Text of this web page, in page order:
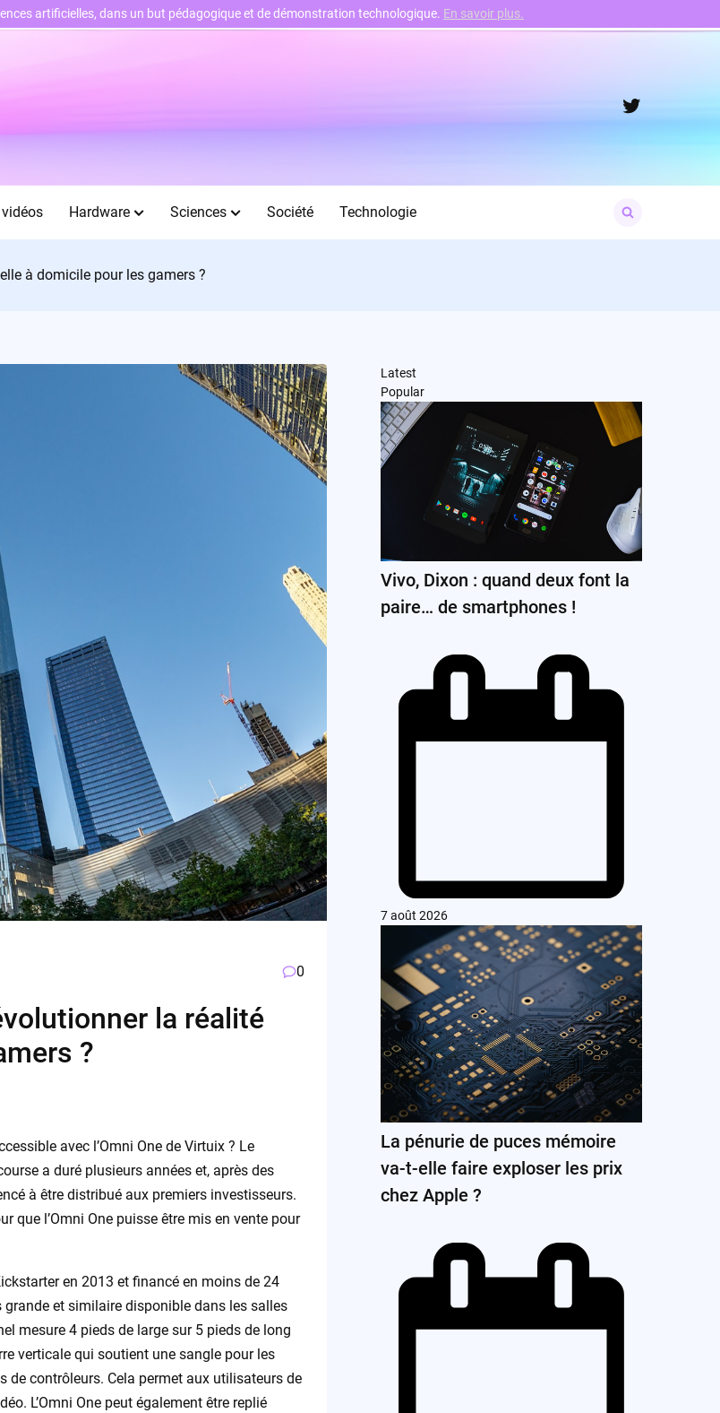
Twitter
Hardware Sciences Société Technologie
for:
à domicile pour les gamers ?
0
la réalité
?
avec l’Omni One de Virtuix ? Le
a duré plusieurs années et, après des
à être distribué aux premiers investisseurs.
que l’Omni One puisse être mis en vente pour
en 2013 et financé en moins de 24
grande et similaire disponible dans les salles
mesure 4 pieds de large sur 5 pieds de long
verticale qui soutient une sangle pour les
de contrôleurs. Cela permet aux utilisateurs de
L’Omni One peut également être replié
Latest
Popular
Vivo, Dixon : quand deux font la
paire… de smartphones !
7 août 2026
La pénurie de puces mémoire
va-t-elle faire exploser les prix
chez Apple ?
artificielles, dans un but pédagogique et de démonstration technologique. En savoir plus.